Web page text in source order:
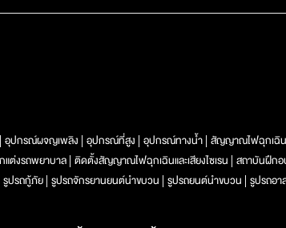
อุปกรณ์ผจญเพลิง อุปกรณ์ที่สูง อุปกรณ์ทางน้ำ สัญญาณไฟฉุกเฉิน
ต่งรถพยาบาล ติดตั้งสัญญาณไฟฉุกเฉินและเสียงไซเรน สถาบันฝึก
รูปรถกู้ภัย รูปรถจักรยานยนต์นำขบวน รูปรถยนต์นำขบวน รูปรถอ